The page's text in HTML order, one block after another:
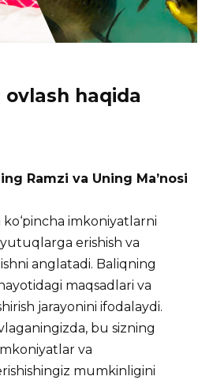
haqida
Ramzi va Uning Ma’nosi
ko‘pincha imkoniyatlarni
erishish va
anglatadi. Baliqning
maqsadlari va
jarayonini ifodalaydi.
bu sizning
va
mumkinligini